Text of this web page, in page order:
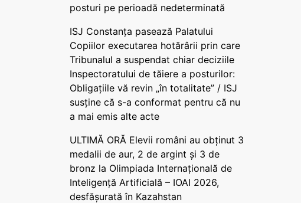
posturi pe perioadă nedeterminată
ISJ Constanța pasează Palatului
Copiilor executarea hotărârii prin care
Tribunalul a suspendat chiar deciziile
Inspectoratului de tăiere a posturilor:
Obligațiile vă revin „în totalitate” / ISJ
susține că s-a conformat pentru că nu
a mai emis alte acte
ULTIMĂ ORĂ Elevii români au obținut 3
medalii de aur, 2 de argint și 3 de
bronz la Olimpiada Internațională de
Inteligență Artificială – IOAI 2026,
desfășurată în Kazahstan